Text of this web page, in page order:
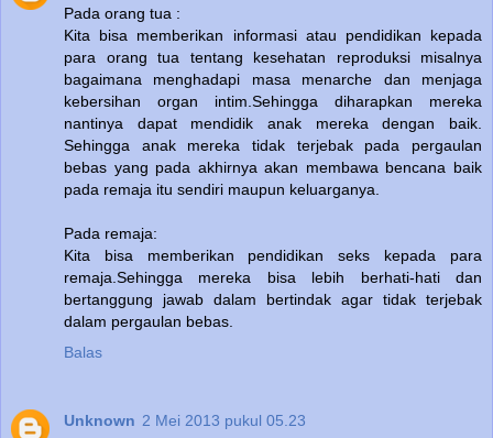
Pada orang tua :
Kita bisa memberikan informasi atau pendidikan kepada
para orang tua tentang kesehatan reproduksi misalnya
bagaimana menghadapi masa menarche dan menjaga
kebersihan organ intim.Sehingga diharapkan mereka
nantinya dapat mendidik anak mereka dengan baik.
Sehingga anak mereka tidak terjebak pada pergaulan
bebas yang pada akhirnya akan membawa bencana baik
pada remaja itu sendiri maupun keluarganya.
Pada remaja:
Kita bisa memberikan pendidikan seks kepada para
remaja.Sehingga mereka bisa lebih berhati-hati dan
bertanggung jawab dalam bertindak agar tidak terjebak
dalam pergaulan bebas.
Balas
Unknown 2 Mei 2013 pukul 05.23